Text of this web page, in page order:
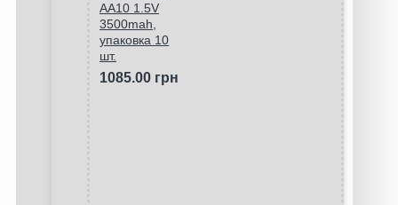
AA10 1.5V
3500mah,
упаковка 10
шт.
1085.00 грн